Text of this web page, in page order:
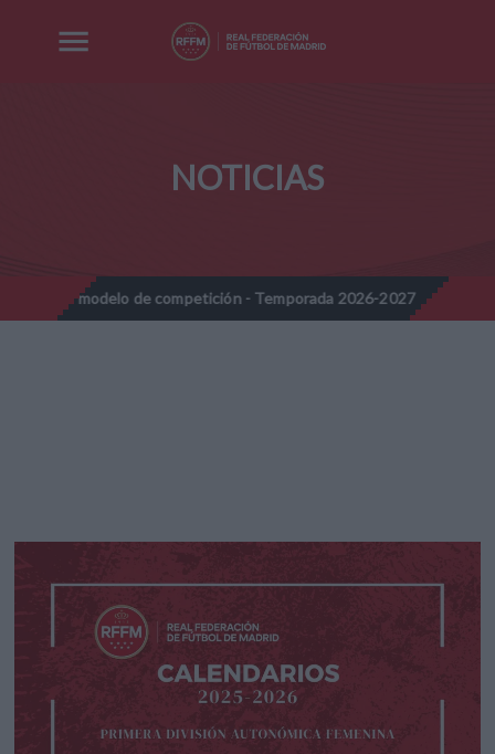
NOTICIAS
de competición - Temporada 2026-2027 // Nota Informativa